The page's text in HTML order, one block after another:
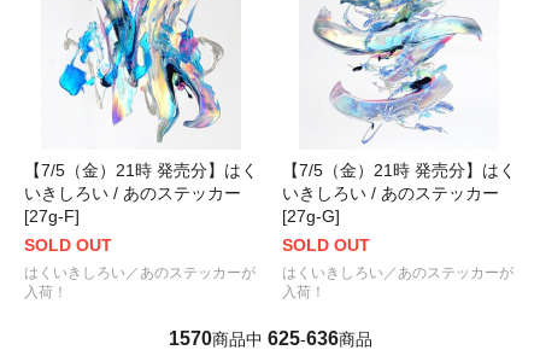
【7/5（金）21時 発売分】はく
いきしろい / あのステッカー
[27g-F]
SOLD OUT
はくいきしろい／あのステッカーが
入荷！
【7/5（金）21時 発売分】はく
いきしろい / あのステッカー
[27g-G]
SOLD OUT
はくいきしろい／あのステッカーが
入荷！
1570商品中 625-636商品